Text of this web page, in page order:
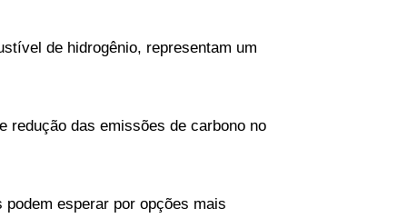
de hidrogênio, representam um
redução das emissões de carbono no
esperar por opções mais